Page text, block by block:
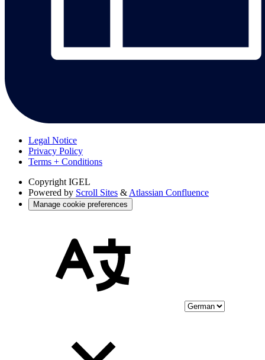
Legal Notice
Privacy Policy
Terms + Conditions
Copyright IGEL
Powered by Scroll Sites & Atlassian Confluence
Manage cookie preferences